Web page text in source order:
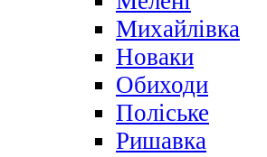
Михайлівка
Новаки
Обиходи
Поліське
Ришавка